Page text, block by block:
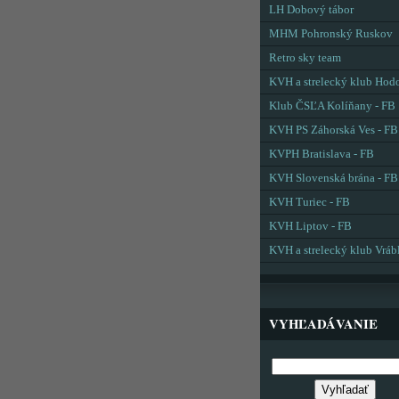
LH Dobový tábor
MHM Pohronský Ruskov
Retro sky team
KVH a strelecký klub
Klub ČSĽA Kolíňany - FB
KVH PS Záhorská Ves - FB
KVPH Bratislava - FB
KVH Slovenská brána - FB
KVH Turiec - FB
KVH Liptov - FB
KVH a strelecký klub
VYHĽADÁVANIE